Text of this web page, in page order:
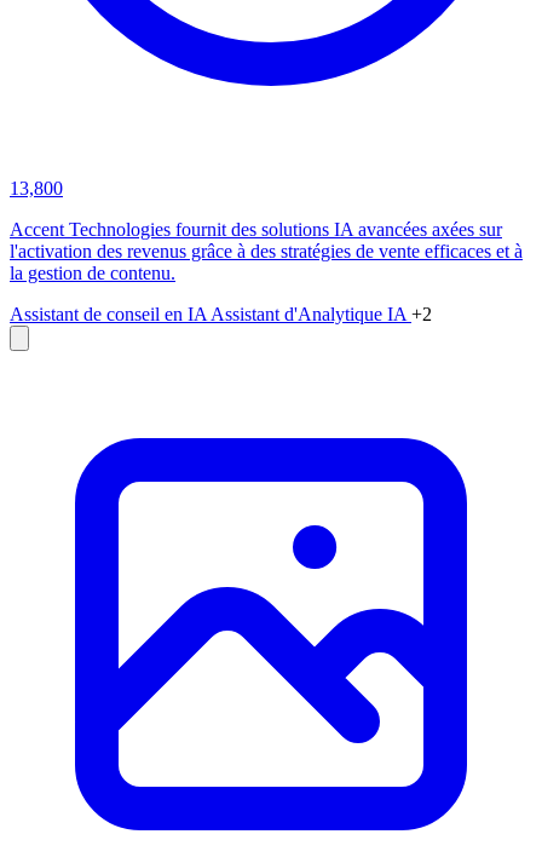
13,800
Accent Technologies fournit des solutions IA avancées axées sur
l'activation des revenus grâce à des stratégies de vente efficaces et à
la gestion de contenu.
Assistant de conseil en IA Assistant d'Analytique IA +2